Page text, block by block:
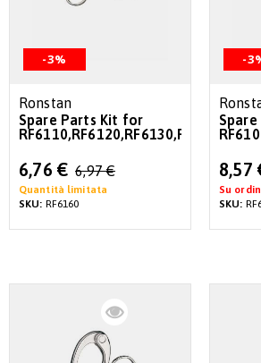
-3%
Ronstan
Spare Parts Kit for
RF6110,RF6120,RF6130,RF6170
Special
Price
6,76 € 6,97 €
Quantità limitata
SKU: RF6160
-
Special
Price
8,57
Su
SKU: